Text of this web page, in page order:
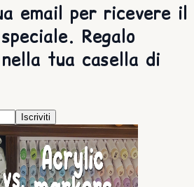
email per ricevere il
Regalo
tua casella di
Iscriviti